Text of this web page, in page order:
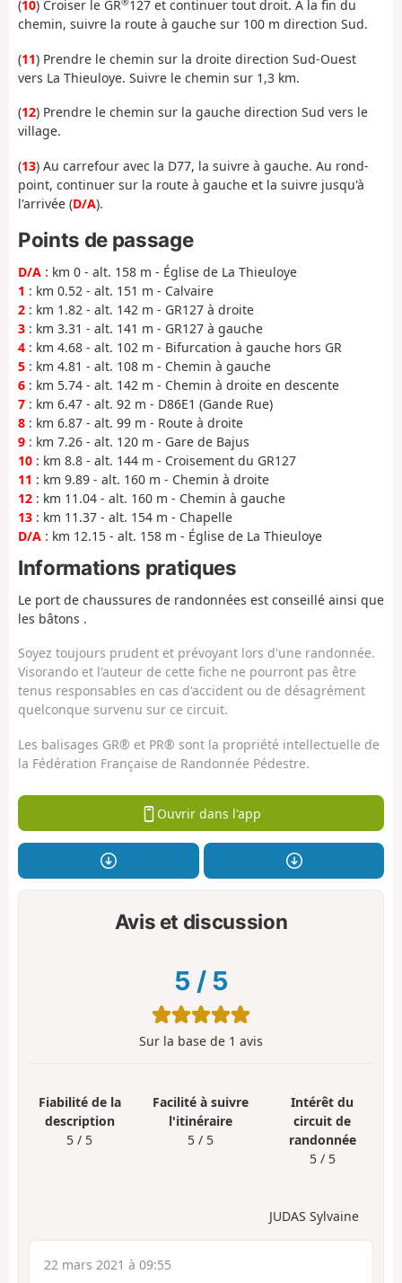
(10) Croiser le GR 127 et continuer tout droit. À la fin du
chemin, suivre la route à gauche sur 100 m direction Sud.
(11) Prendre le chemin sur la droite direction Sud-Ouest
vers La Thieuloye. Suivre le chemin sur 1,3 km.
(12) Prendre le chemin sur la gauche direction Sud vers le
village.
(13) Au carrefour avec la D77, la suivre à gauche. Au rond-
point, continuer sur la route à gauche et la suivre jusqu'à
l'arrivée (D/A).
Points de passage
D/A : km 0 - alt. 158 m - Église de La Thieuloye
1 : km 0.52 - alt. 151 m - Calvaire
2 : km 1.82 - alt. 142 m - GR127 à droite
3 : km 3.31 - alt. 141 m - GR127 à gauche
4 : km 4.68 - alt. 102 m - Bifurcation à gauche hors GR
5 : km 4.81 - alt. 108 m - Chemin à gauche
6 : km 5.74 - alt. 142 m - Chemin à droite en descente
7 : km 6.47 - alt. 92 m - D86E1 (Gande Rue)
8 : km 6.87 - alt. 99 m - Route à droite
9 : km 7.26 - alt. 120 m - Gare de Bajus
10 : km 8.8 - alt. 144 m - Croisement du GR127
11 : km 9.89 - alt. 160 m - Chemin à droite
12 : km 11.04 - alt. 160 m - Chemin à gauche
13 : km 11.37 - alt. 154 m - Chapelle
D/A : km 12.15 - alt. 158 m - Église de La Thieuloye
Informations pratiques
Le port de chaussures de randonnées est conseillé ainsi que
les bâtons .
Soyez toujours prudent et prévoyant lors d'une randonnée.
Visorando et l'auteur de cette fiche ne pourront pas être
tenus responsables en cas d'accident ou de désagrément
quelconque survenu sur ce circuit.
Les balisages GR® et PR® sont la propriété intellectuelle de
la Fédération Française de Randonnée Pédestre.
Ouvrir dans l'app
Avis et discussion
5 / 5
Sur la base de 1 avis
Fiabilité de la
description
5 / 5
Facilité à suivre
l'itinéraire
5 / 5
Intérêt du
circuit de
randonnée
5 / 5
JUDAS Sylvaine
22 mars 2021 à 09:55